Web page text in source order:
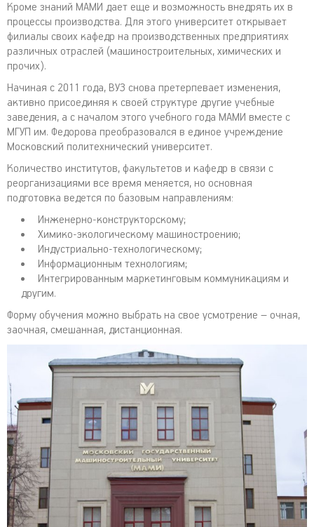
Кроме знаний МАМИ дает еще и возможность внедрять их в
процессы производства. Для этого университет открывает
филиалы своих кафедр на производственных предприятиях
различных отраслей (машиностроительных, химических и
прочих).
Начиная с 2011 года, ВУЗ снова претерпевает изменения,
активно присоединяя к своей структуре другие учебные
заведения, а с началом этого учебного года МАМИ вместе с
МГУП им. Федорова преобразовался в единое учреждение
Московский политехнический университет.
Количество институтов, факультетов и кафедр в связи с
реорганизациями все время меняется, но основная
подготовка ведется по базовым направлениям:
Инженерно-конструкторскому;
Химико-экологическому машиностроению;
Индустриально-технологическому;
Информационным технологиям;
Интегрированным маркетинговым коммуникациям и
другим.
Форму обучения можно выбрать на свое усмотрение – очная,
заочная, смешанная, дистанционная.